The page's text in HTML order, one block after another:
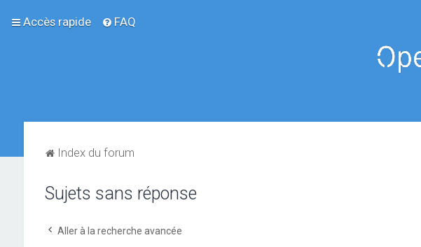
Accès rapide FAQ
Index du forum
Sujets sans réponse
Aller à la recherche avancée